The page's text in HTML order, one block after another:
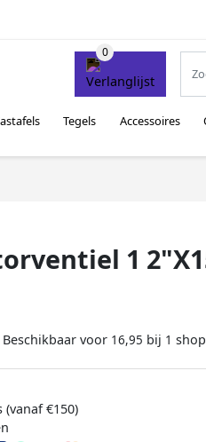
Tegels Accessoires
1
Beschikbaar voor 16,95 bij 1
€150)